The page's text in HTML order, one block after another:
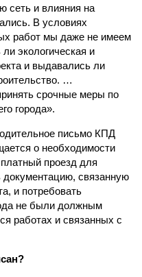
сеть и влияния на
В условиях
работ мы даже не имеем
экологическая и
и выдавались ли
…
срочные меры по
города».
письмо КПД
о необходимости
проезд для
документацию, связанную
и потребовать
не были должным
работах и связанных с